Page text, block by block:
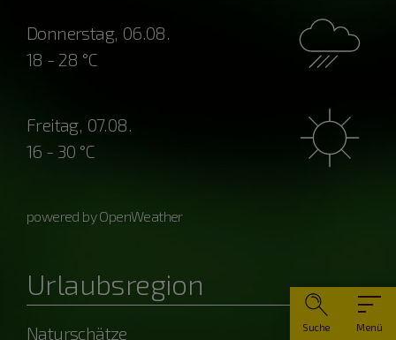
Menü
Suche
Donnerstag, 06.08.
18 - 28 °C
Freitag, 07.08.
16 - 30 °C
powered by OpenWeather
Urlaubsregion
Naturschätze